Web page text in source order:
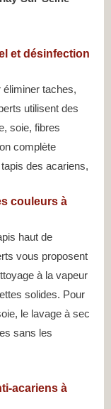
et désinfection
éliminer taches,
utilisent des
soie, fibres
complète
des acariens,
couleurs à
haut de
vous proposent
à la vapeur
solides. Pour
le lavage à sec
sans les
acariens à